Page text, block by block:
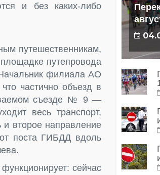
и без каких-либо
путешественникам,
путепровода
филиала АО
частично объезд в
съезде № 9 —
весь транспорт,
второе направление
поста ГИБДД вдоль
сейчас